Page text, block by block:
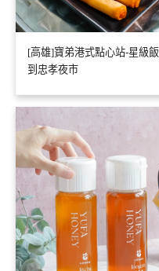
[高雄]寶弟港式點心站-星級
到忠孝夜市